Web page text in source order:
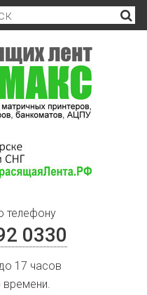
телефону
0330
17 часов